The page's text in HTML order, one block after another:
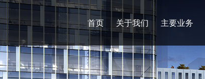
首页 关于我们 主要业务